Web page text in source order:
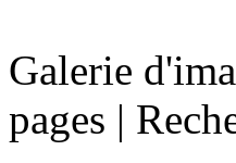
Galerie
pages |